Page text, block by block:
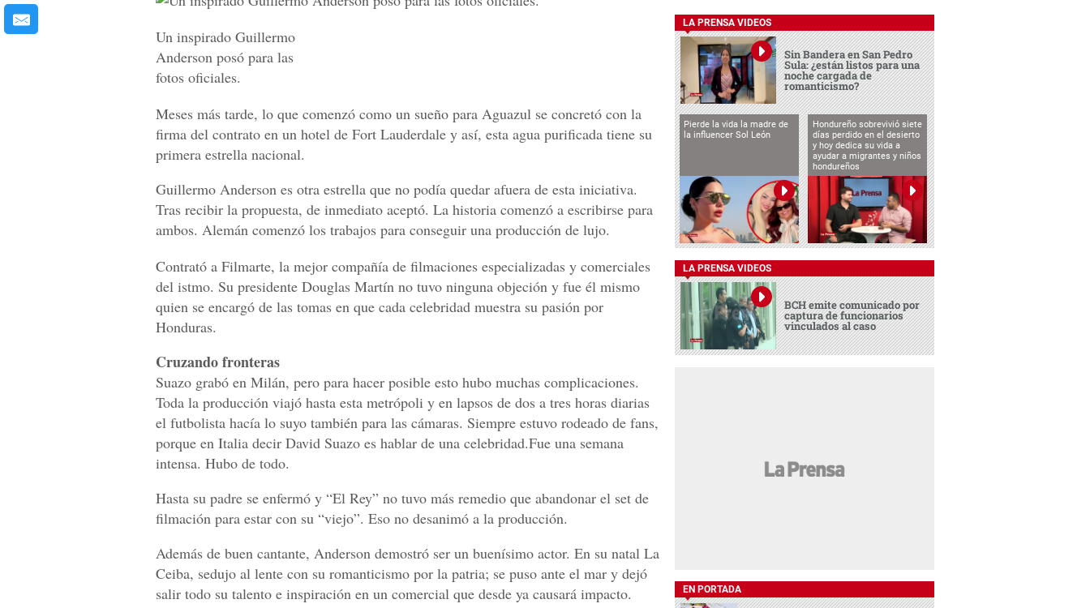
Un inspirado Guillermo
Anderson posó para las
fotos oficiales.
Meses más tarde, lo que comenzó como un sueño para Aguazul se concretó con la
firma del contrato en un hotel de Fort Lauderdale y así, esta agua purificada tiene su
primera estrella nacional.
Guillermo Anderson es otra estrella que no podía quedar afuera de esta iniciativa.
Tras recibir la propuesta, de inmediato aceptó. La historia comenzó a escribirse para
ambos. Alemán comenzó los trabajos para conseguir una producción de lujo.
Contrató a Filmarte, la mejor compañía de filmaciones especializadas y comerciales
del istmo. Su presidente Douglas Martín no tuvo ninguna objeción y fue él mismo
quien se encargó de las tomas en que cada celebridad muestra su pasión por
Honduras.
Cruzando fronteras
Suazo grabó en Milán, pero para hacer posible esto hubo muchas complicaciones.
Toda la producción viajó hasta esta metrópoli y en lapsos de dos a tres horas diarias
el futbolista hacía lo suyo también para las cámaras. Siempre estuvo rodeado de fans,
porque en Italia decir David Suazo es hablar de una celebridad.Fue una semana
intensa. Hubo de todo.
Hasta su padre se enfermó y “El Rey” no tuvo más remedio que abandonar el set de
filmación para estar con su “viejo”. Eso no desanimó a la producción.
Además de buen cantante, Anderson demostró ser un buenísimo actor. En su natal La
Ceiba, sedujo al lente con su romanticismo por la patria; se puso ante el mar y dejó
salir todo su talento e inspiración en un comercial que desde ya causará impacto.
LA PRENSA VIDEOS
Sin Bandera en San Pedro
Sula: ¿están listos para una
noche cargada de
romanticismo?
Pierde la vida la madre de
la influencer Sol León
Hondureño sobrevivió siete
días perdido en el desierto
y hoy dedica su vida a
ayudar a migrantes y niños
hondureños
LA PRENSA VIDEOS
BCH emite comunicado por
captura de funcionarios
vinculados al caso
EN PORTADA